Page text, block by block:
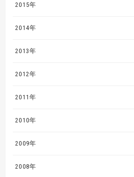
2015年
2014年
2013年
2012年
2011年
2010年
2009年
2008年